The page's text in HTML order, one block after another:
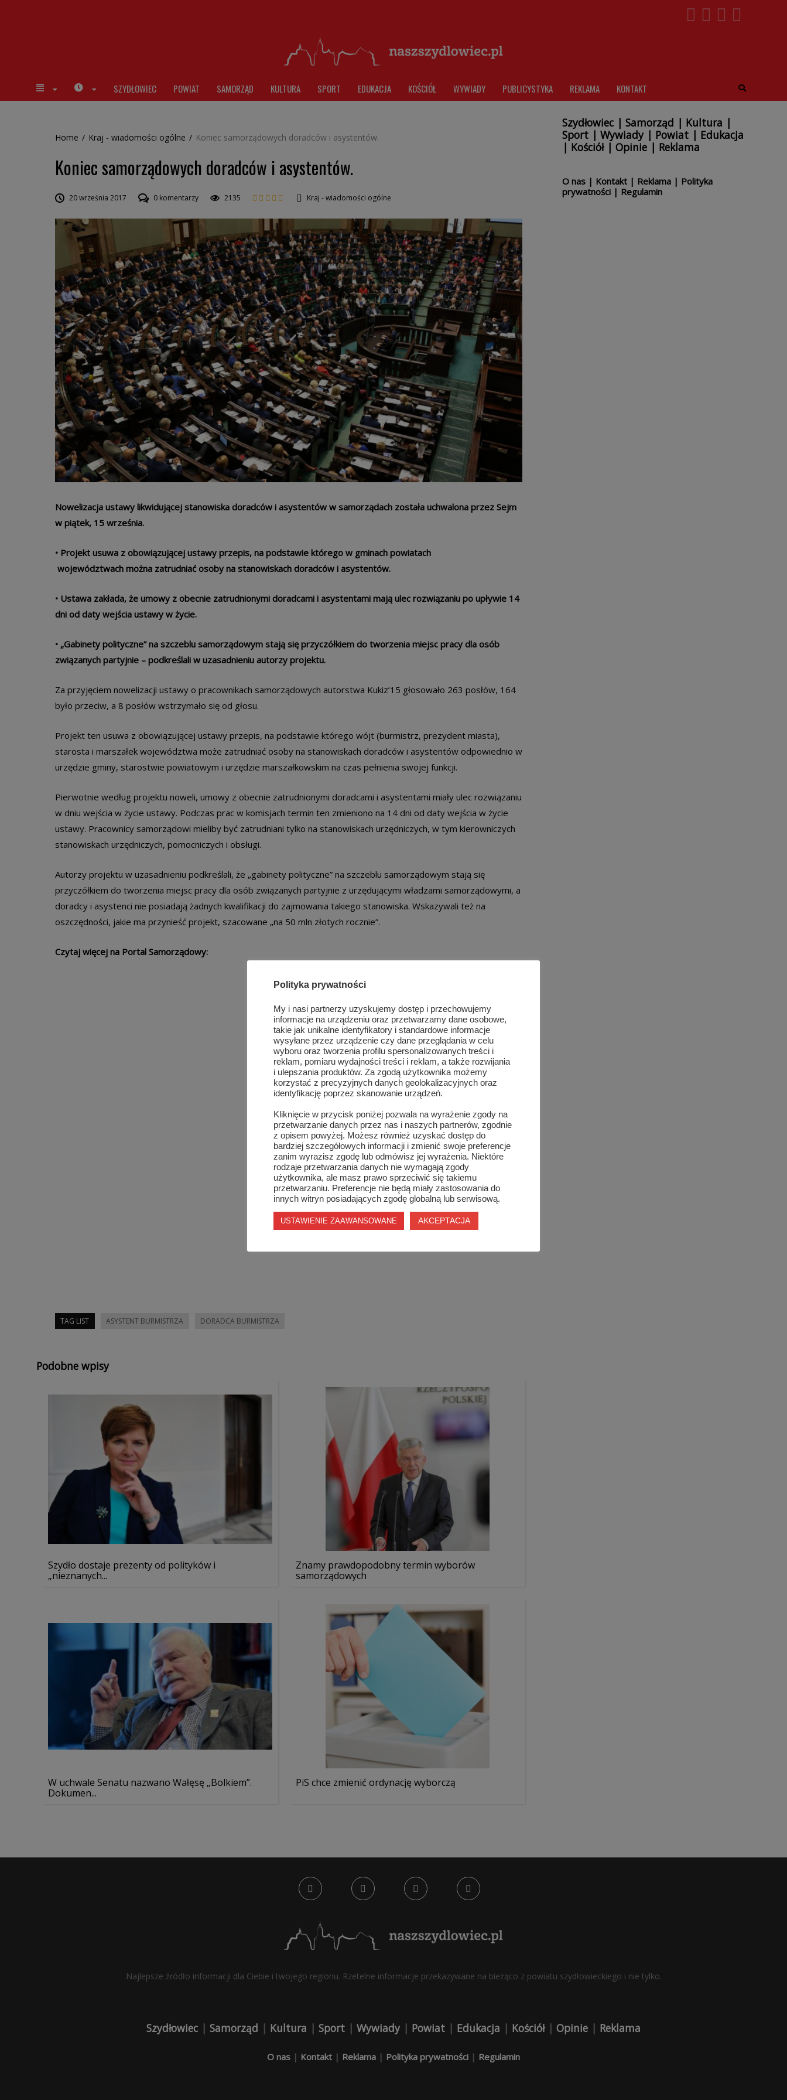
SZYDŁOWIEC POWIAT SAMORZĄD KULTURA SPORT EDUKACJA KOŚCIÓŁ WYWIADY PUBLICYSTYKA REKLAMA KONTAKT
Home / Kraj - wiadomości ogólne / Koniec samorządowych doradców i asystentów.
Koniec samorządowych doradców i asystentów.
20 września 2017 0 komentarzy 2135 Kraj - wiadomości ogólne
Nowelizacja ustawy likwidującej stanowiska doradców i asystentów w samorządach została uchwalona przez Sejm
w piątek, 15 września.
• Projekt usuwa z obowiązującej ustawy przepis, na podstawie którego w gminach powiatach
województwach można zatrudniać osoby na stanowiskach doradców i asystentów.
• Ustawa zakłada, że umowy z obecnie zatrudnionymi doradcami i asystentami mają ulec rozwiązaniu po upływie 14
dni od daty wejścia ustawy w życie.
• „Gabinety polityczne” na szczeblu samorządowym stają się przyczółkiem do tworzenia miejsc pracy dla osób
związanych partyjnie – podkreślali w uzasadnieniu autorzy projektu.
Za przyjęciem nowelizacji ustawy o pracownikach samorządowych autorstwa Kukiz’15 głosowało 263 posłów, 164
było przeciw, a 8 posłów wstrzymało się od głosu.
Projekt ten usuwa z obowiązującej ustawy przepis, na podstawie którego wójt (burmistrz, prezydent miasta),
starosta i marszałek województwa może zatrudniać osoby na stanowiskach doradców i asystentów odpowiednio w
urzędzie gminy, starostwie powiatowym i urzędzie marszałkowskim na czas pełnienia swojej funkcji.
Pierwotnie według projektu noweli, umowy z obecnie zatrudnionymi doradcami i asystentami miały ulec rozwiązaniu
w dniu wejścia w życie ustawy. Podczas prac w komisjach termin ten zmieniono na 14 dni od daty wejścia w życie
ustawy. Pracownicy samorządowi mieliby być zatrudniani tylko na stanowiskach urzędniczych, w tym kierowniczych
stanowiskach urzędniczych, pomocniczych i obsługi.
Autorzy projektu w uzasadnieniu podkreślali, że „gabinety polityczne” na szczeblu samorządowym stają się
przyczółkiem do tworzenia miejsc pracy dla osób związanych partyjnie z urzędującymi władzami samorządowymi, a
doradcy i asystenci nie posiadają żadnych kwalifikacji do zajmowania takiego stanowiska. Wskazywali też na
oszczędności, jakie ma przynieść projekt, szacowane „na 50 mln złotych rocznie”.
Czytaj więcej na Portal Samorządowy:
TAG LIST ASYSTENT BURMISTRZA DORADCA BURMISTRZA
Podobne wpisy
Szydło dostaje prezenty od polityków i
„nieznanych...
Znamy prawdopodobny termin wyborów
samorządowych
W uchwale Senatu nazwano Wałęsę „Bolkiem”.
Dokumen...
PiS chce zmienić ordynację wyborczą
Szydłowiec| Samorząd | Kultura |
Sport| Wywiady| Powiat| Edukacja
| Kościół| Opinie| Reklama
O nas| Kontakt| Reklama| Polityka
prywatności| Regulamin
Najlepsze źródło informacji dla Ciebie i twojego regionu. Rzetelne informacje przekazywane na bieżąco z powiatu szydłowieckiego i nie tylko.
Szydłowiec | Samorząd | Kultura | Sport | Wywiady| Powiat | Edukacja | Kościół| Opinie | Reklama
O nas | Kontakt | Reklama | Polityka prywatności | Regulamin
Polityka prywatności
My i nasi partnerzy uzyskujemy dostęp i przechowujemy
informacje na urządzeniu oraz przetwarzamy dane osobowe,
takie jak unikalne identyfikatory i standardowe informacje
wysyłane przez urządzenie czy dane przeglądania w celu
wyboru oraz tworzenia profilu spersonalizowanych treści i
reklam, pomiaru wydajności treści i reklam, a także rozwijania
i ulepszania produktów. Za zgodą użytkownika możemy
korzystać z precyzyjnych danych geolokalizacyjnych oraz
identyfikację poprzez skanowanie urządzeń.
Kliknięcie w przycisk poniżej pozwala na wyrażenie zgody na
przetwarzanie danych przez nas i naszych partnerów, zgodnie
z opisem powyżej. Możesz również uzyskać dostęp do
bardziej szczegółowych informacji i zmienić swoje preferencje
zanim wyrazisz zgodę lub odmówisz jej wyrażenia. Niektóre
rodzaje przetwarzania danych nie wymagają zgody
użytkownika, ale masz prawo sprzeciwić się takiemu
przetwarzaniu. Preferencje nie będą miały zastosowania do
innych witryn posiadających zgodę globalną lub serwisową.
USTAWIENIE ZAAWANSOWANE AKCEPTACJA